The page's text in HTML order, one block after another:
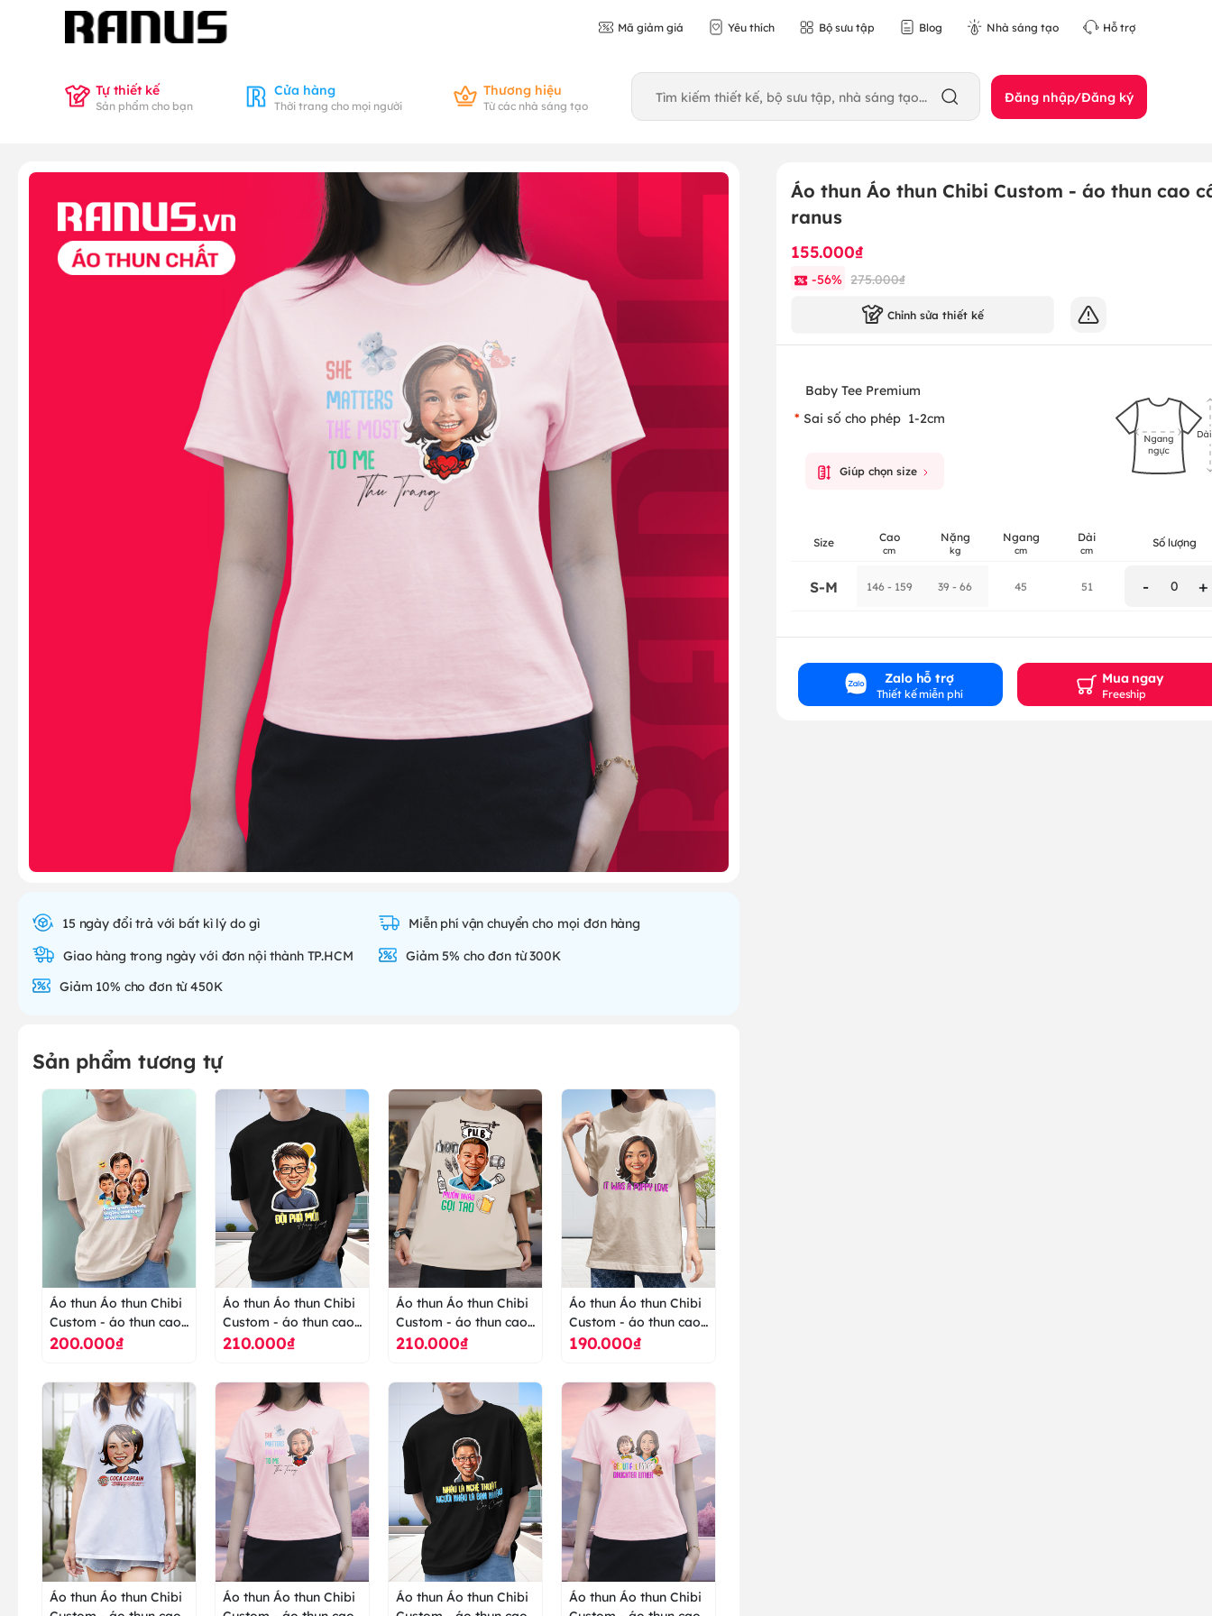
Mã giảm giá Yêu thích Bộ sưu tập Blog Nhà sáng tạo Hỗ trợ
Tự thiết kế
Sản phẩm cho bạn
Cửa hàng
Thời trang cho mọi người
Thương hiệu
Từ các nhà sáng tạo Đăng nhập/Đăng ký
15 ngày đổi trả với bất kì lý do gì
Miễn phí vận chuyển cho mọi đơn hàng
Giao hàng trong ngày với đơn nội thành TP.HCM
Giảm 5% cho đơn từ 300K
Giảm 10% cho đơn từ 450K
Sản phẩm tương tự
Áo thun Áo thun Chibi
Custom - áo thun cao
cấp ranus
200.000₫
Áo thun Áo thun Chibi
Custom - áo thun cao
cấp ranus
210.000₫
Áo thun Áo thun Chibi
Custom - áo thun cao
cấp ranus
210.000₫
Áo thun Áo thun Chibi
Custom - áo thun cao
cấp ranus
190.000₫
Áo thun Áo thun Chibi
Áo thun Áo thun Chibi
Áo thun Áo thun Chibi
Áo thun Áo thun Chibi
Áo thun Áo thun Chibi Custom - áo thun cao
ranus
155.000₫
-56% 275.000₫
Chỉnh sửa thiết kế
Baby Tee Premium
Sai số cho phép 1-2cm
Giúp chọn size
Size Cao
cm
Nặng
kg
Ngang
cm
Dài
cm Số lượng
S-M 146 - 159 39 - 66 45 51 - 0 +
Zalo hỗ trợ
Thiết kế miễn phí
Mua ngay
Freeship